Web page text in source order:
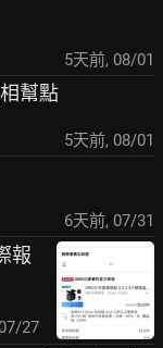
5天前, 08/01
幫點
5天前, 08/01
6天前, 07/31
報
07/27